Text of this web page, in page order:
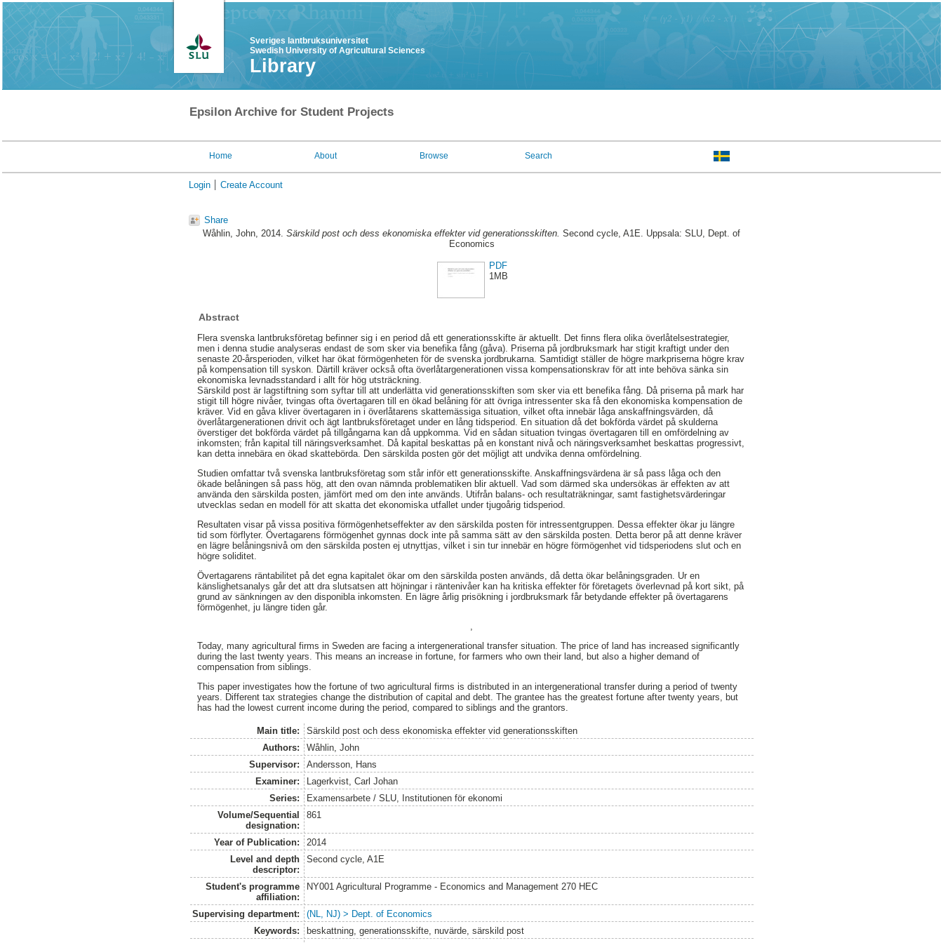
Sveriges lantbruksuniversitet
Swedish University of Agricultural Sciences
Library
Epsilon Archive for Student Projects
Home About Browse Search
Login Create Account
Share
Wåhlin, John, 2014. Särskild post och dess ekonomiska effekter vid generationsskiften. Second cycle, A1E. Uppsala: SLU, Dept. of
Economics
PDF
1MB
Abstract
Flera svenska lantbruksföretag befinner sig i en period då ett generationsskifte är aktuellt. Det finns flera olika överlåtelsestrategier,
men i denna studie analyseras endast de som sker via benefika fång (gåva). Priserna på jordbruksmark har stigit kraftigt under den
senaste 20-årsperioden, vilket har ökat förmögenheten för de svenska jordbrukarna. Samtidigt ställer de högre markpriserna högre krav
på kompensation till syskon. Därtill kräver också ofta överlåtargenerationen vissa kompensationskrav för att inte behöva sänka sin
ekonomiska levnadsstandard i allt för hög utsträckning.
Särskild post är lagstiftning som syftar till att underlätta vid generationsskiften som sker via ett benefika fång. Då priserna på mark har
stigit till högre nivåer, tvingas ofta övertagaren till en ökad belåning för att övriga intressenter ska få den ekonomiska kompensation de
kräver. Vid en gåva kliver övertagaren in i överlåtarens skattemässiga situation, vilket ofta innebär låga anskaffningsvärden, då
överlåtargenerationen drivit och ägt lantbruksföretaget under en lång tidsperiod. En situation då det bokförda värdet på skulderna
överstiger det bokförda värdet på tillgångarna kan då uppkomma. Vid en sådan situation tvingas övertagaren till en omfördelning av
inkomsten; från kapital till näringsverksamhet. Då kapital beskattas på en konstant nivå och näringsverksamhet beskattas progressivt,
kan detta innebära en ökad skattebörda. Den särskilda posten gör det möjligt att undvika denna omfördelning.
Studien omfattar två svenska lantbruksföretag som står inför ett generationsskifte. Anskaffningsvärdena är så pass låga och den
ökade belåningen så pass hög, att den ovan nämnda problematiken blir aktuell. Vad som därmed ska undersökas är effekten av att
använda den särskilda posten, jämfört med om den inte används. Utifrån balans- och resultaträkningar, samt fastighetsvärderingar
utvecklas sedan en modell för att skatta det ekonomiska utfallet under tjugoårig tidsperiod.
Resultaten visar på vissa positiva förmögenhetseffekter av den särskilda posten för intressentgruppen. Dessa effekter ökar ju längre
tid som förflyter. Övertagarens förmögenhet gynnas dock inte på samma sätt av den särskilda posten. Detta beror på att denne kräver
en lägre belåningsnivå om den särskilda posten ej utnyttjas, vilket i sin tur innebär en högre förmögenhet vid tidsperiodens slut och en
högre soliditet.
Övertagarens räntabilitet på det egna kapitalet ökar om den särskilda posten används, då detta ökar belåningsgraden. Ur en
känslighetsanalys går det att dra slutsatsen att höjningar i räntenivåer kan ha kritiska effekter för företagets överlevnad på kort sikt, på
grund av sänkningen av den disponibla inkomsten. En lägre årlig prisökning i jordbruksmark får betydande effekter på övertagarens
förmögenhet, ju längre tiden går.
,
Today, many agricultural firms in Sweden are facing a intergenerational transfer situation. The price of land has increased significantly
during the last twenty years. This means an increase in fortune, for farmers who own their land, but also a higher demand of
compensation from siblings.
This paper investigates how the fortune of two agricultural firms is distributed in an intergenerational transfer during a period of twenty
years. Different tax strategies change the distribution of capital and debt. The grantee has the greatest fortune after twenty years, but
has had the lowest current income during the period, compared to siblings and the grantors.
Main title:
Särskild post och dess ekonomiska effekter vid generationsskiften
Authors:
Wåhlin, John
Supervisor:
Andersson, Hans
Examiner:
Lagerkvist, Carl Johan
Series:
Examensarbete / SLU, Institutionen för ekonomi
Volume/Sequential
designation:
861
Year of Publication:
2014
Level and depth
descriptor:
Second cycle, A1E
Student's programme
affiliation:
NY001 Agricultural Programme - Economics and Management 270 HEC
Supervising department:
(NL, NJ) > Dept. of Economics
Keywords:
beskattning, generationsskifte, nuvärde, särskild post